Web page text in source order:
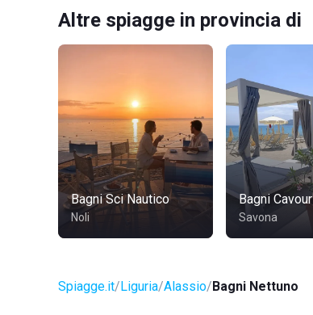
Altre spiagge in provincia di
Bagni Sci Nautico
Noli
Bagni Cavour
Savona
Spiagge.it Liguria Alassio Bagni Nettuno